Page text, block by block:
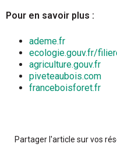
Pour en savoir plus :
ademe.fr
ecologie.gouv.fr/
agriculture.gouv.fr
piveteaubois.com
franceboisforet.fr
Partager l'article sur vos